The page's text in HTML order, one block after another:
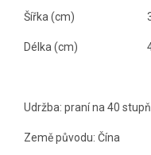
Šířka (cm)
Délka (cm)
Udržba: praní na 40
Země původu: Čína